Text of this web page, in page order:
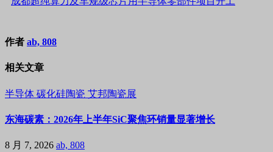
作者 ab, 808
相关文章
半导体 碳化硅陶瓷 艾邦陶瓷展
东海碳素：2026年上半年SiC聚焦环销量显著增长
8 月 7, 2026 ab, 808